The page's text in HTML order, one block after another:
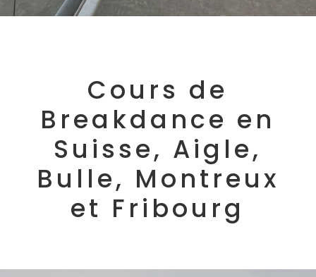
Cours de
Breakdance en
Suisse, Aigle,
Bulle, Montreux
et Fribourg